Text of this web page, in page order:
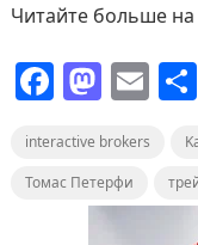
Читайте больше
F
a
c
e
M
a
st
o
d
E
m
ai
l
interactive brokers
Томас Петерфи